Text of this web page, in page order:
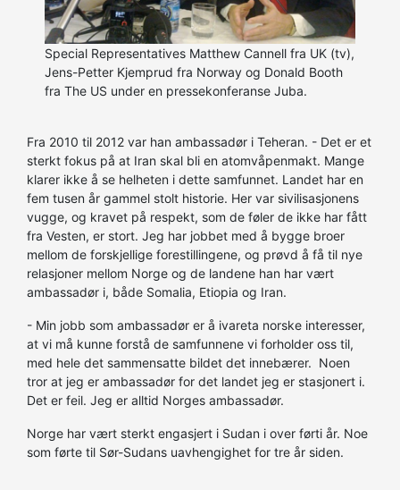
Special Representatives Matthew Cannell fra UK (tv),
Jens-Petter Kjemprud fra Norway og Donald Booth
fra The US under en pressekonferanse Juba.
Fra 2010 til 2012 var han ambassadør i Teheran. - Det er et
sterkt fokus på at Iran skal bli en atomvåpenmakt. Mange
klarer ikke å se helheten i dette samfunnet. Landet har en
fem tusen år gammel stolt historie. Her var sivilisasjonens
vugge, og kravet på respekt, som de føler de ikke har fått
fra Vesten, er stort. Jeg har jobbet med å bygge broer
mellom de forskjellige forestillingene, og prøvd å få til nye
relasjoner mellom Norge og de landene han har vært
ambassadør i, både Somalia, Etiopia og Iran.
- Min jobb som ambassadør er å ivareta norske interesser,
at vi må kunne forstå de samfunnene vi forholder oss til,
med hele det sammensatte bildet det innebærer. Noen
tror at jeg er ambassadør for det landet jeg er stasjonert i.
Det er feil. Jeg er alltid Norges ambassadør.
Norge har vært sterkt engasjert i Sudan i over førti år. Noe
som førte til Sør-Sudans uavhengighet for tre år siden.